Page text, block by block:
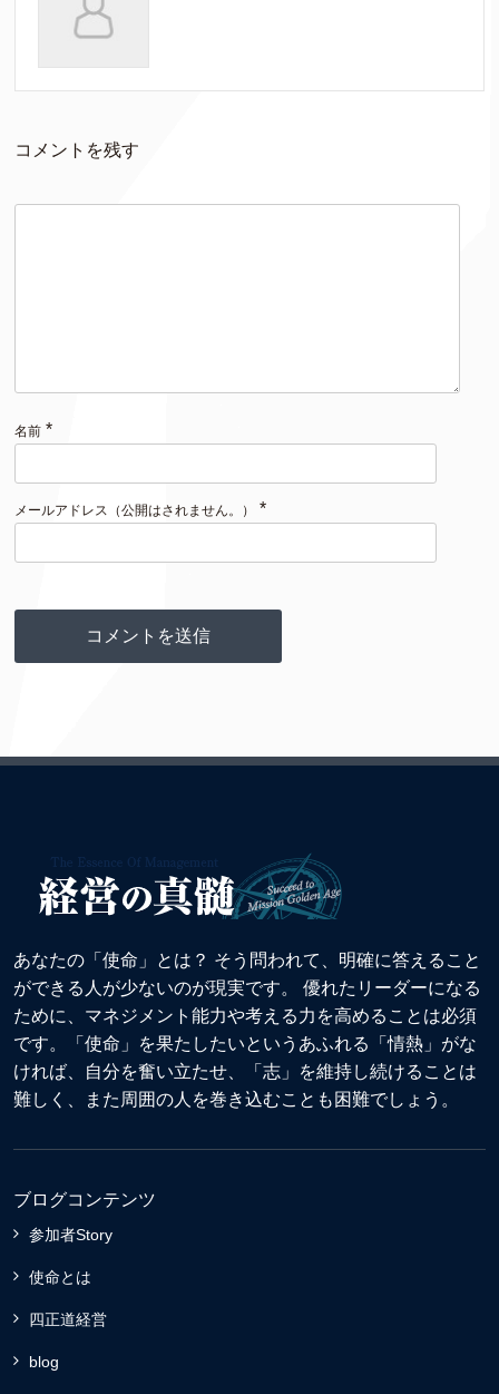
コメントを残す
名前 *
メールアドレス（公開はされません。） *
あなたの「使命」とは？ そう問われて、明確に答えること
ができる人が少ないのが現実です。 優れたリーダーになる
ために、マネジメント能力や考える力を高めることは必須
です。「使命」を果たしたいというあふれる「情熱」がな
ければ、自分を奮い立たせ、「志」を維持し続けることは
難しく、また周囲の人を巻き込むことも困難でしょう。
ブログコンテンツ
参加者Story
使命とは
四正道経営
blog